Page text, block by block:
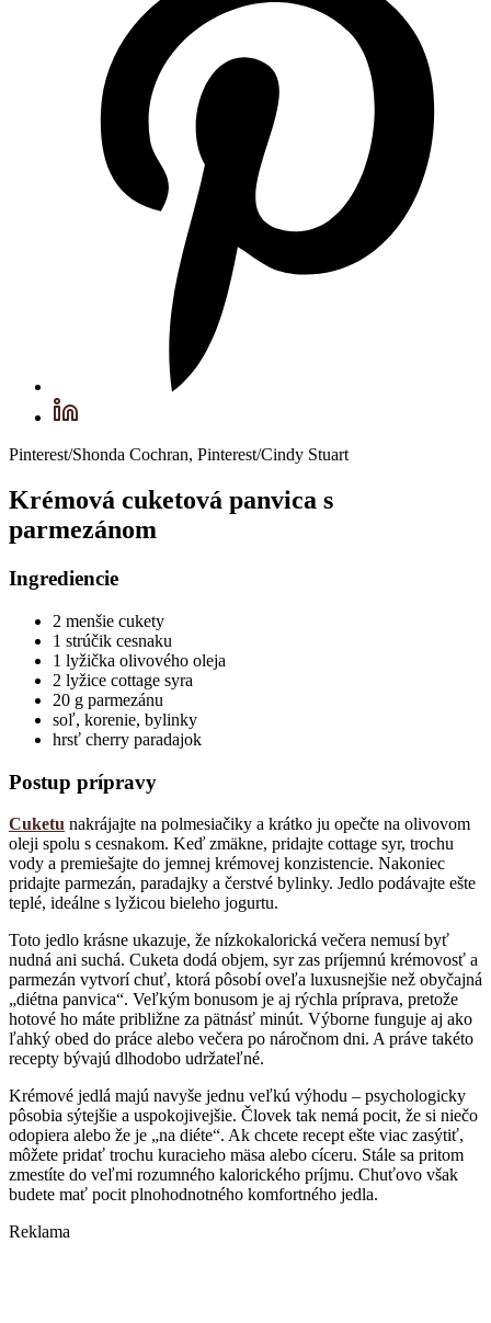
Pinterest/Shonda Cochran, Pinterest/Cindy Stuart
Krémová cuketová panvica s
parmezánom
Ingrediencie
2 menšie cukety
1 strúčik cesnaku
1 lyžička olivového oleja
2 lyžice cottage syra
20 g parmezánu
soľ, korenie, bylinky
hrsť cherry paradajok
Postup prípravy
Cuketu nakrájajte na polmesiačiky a krátko ju opečte na olivovom
oleji spolu s cesnakom. Keď zmäkne, pridajte cottage syr, trochu
vody a premiešajte do jemnej krémovej konzistencie. Nakoniec
pridajte parmezán, paradajky a čerstvé bylinky. Jedlo podávajte ešte
teplé, ideálne s lyžicou bieleho jogurtu.
Toto jedlo krásne ukazuje, že nízkokalorická večera nemusí byť
nudná ani suchá. Cuketa dodá objem, syr zas príjemnú krémovosť a
parmezán vytvorí chuť, ktorá pôsobí oveľa luxusnejšie než obyčajná
„diétna panvica“. Veľkým bonusom je aj rýchla príprava, pretože
hotové ho máte približne za pätnásť minút. Výborne funguje aj ako
ľahký obed do práce alebo večera po náročnom dni. A práve takéto
recepty bývajú dlhodobo udržateľné.
Krémové jedlá majú navyše jednu veľkú výhodu – psychologicky
pôsobia sýtejšie a uspokojivejšie. Človek tak nemá pocit, že si niečo
odopiera alebo že je „na diéte“. Ak chcete recept ešte viac zasýtiť,
môžete pridať trochu kuracieho mäsa alebo cíceru. Stále sa pritom
zmestíte do veľmi rozumného kalorického príjmu. Chuťovo však
budete mať pocit plnohodnotného komfortného jedla.
Reklama